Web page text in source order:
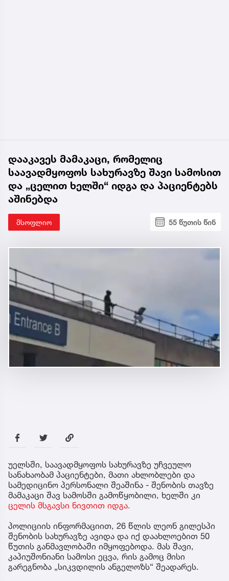
დააკავეს მამაკაცი, რომელიც
საავადმყოფოს სახურავზე შავი სამოსით
და „ცელით ხელში“ იდგა და პაციენტებს
აშინებდა
მსოფლიო 55 წუთის წინ
უელსში, საავადმყოფოს სახურავზე უჩვეულო
სანახაობამ პაციენტები, მათი ახლობლები და
სამედიცინო პერსონალი შეაშინა - შენობის თავზე
მამაკაცი შავ სამოსში გამოწყობილი, ხელში კი
ცელის მსგავსი ნივთით იდგა.
პოლიციის ინფორმაციით, 26 წლის ლეონ გილესპი
შენობის სახურავზე ავიდა და იქ დაახლოებით 50
წუთის განმავლობაში იმყოფებოდა. მას შავი,
კაპიუშონიანი სამოსი ეცვა, რის გამოც მისი
გარეგნობა „სიკვდილის ანგელოზს“ შეადარეს.